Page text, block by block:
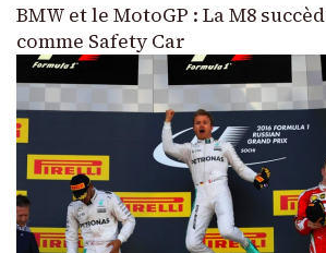
BMW et le MotoGP : La M8
comme Safety Car